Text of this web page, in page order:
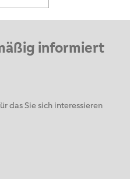
informiert
das Sie sich interessieren